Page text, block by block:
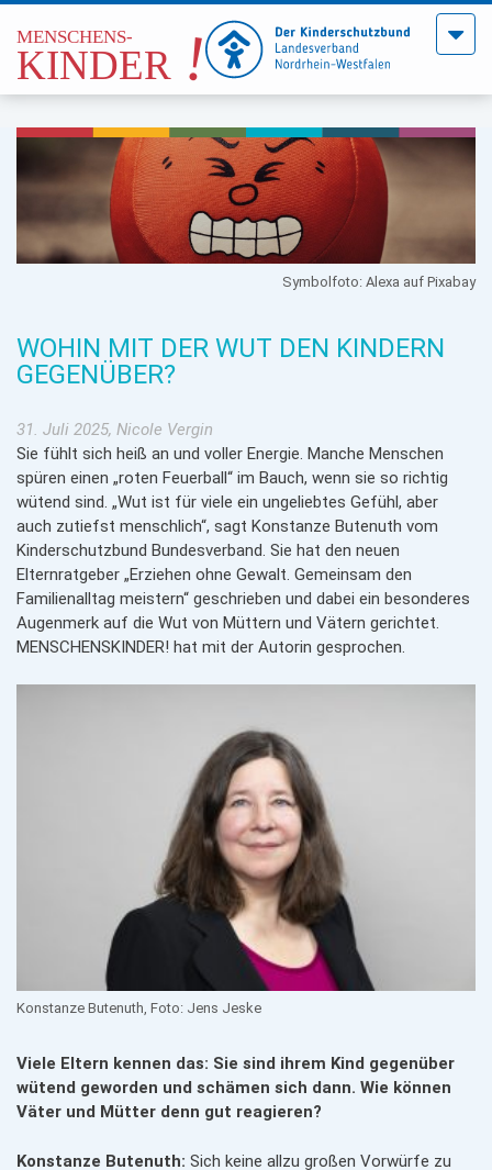
Menü
Symbolfoto: Alexa auf Pixabay
WOHIN MIT DER WUT DEN KINDERN
GEGENÜBER?
31. Juli 2025, Nicole Vergin
Sie fühlt sich heiß an und voller Energie. Manche Menschen
spüren einen „roten Feuerball“ im Bauch, wenn sie so richtig
wütend sind. „Wut ist für viele ein ungeliebtes Gefühl, aber
auch zutiefst menschlich“, sagt Konstanze Butenuth vom
Kinderschutzbund Bundesverband. Sie hat den neuen
Elternratgeber „Erziehen ohne Gewalt. Gemeinsam den
Familienalltag meistern“ geschrieben und dabei ein besonderes
Augenmerk auf die Wut von Müttern und Vätern gerichtet.
MENSCHENSKINDER! hat mit der Autorin gesprochen.
Konstanze Butenuth, Foto: Jens Jeske
Viele Eltern kennen das: Sie sind ihrem Kind gegenüber
wütend geworden und schämen sich dann. Wie können
Väter und Mütter denn gut reagieren?
Konstanze Butenuth: Sich keine allzu großen Vorwürfe zu